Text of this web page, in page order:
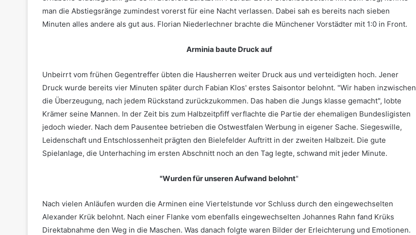
man die Abstiegsränge zumindest vorerst für eine Nacht verlassen. Dabei sah es bereits nach sieben
Minuten alles andere als gut aus. Florian Niederlechner brachte die Münchener Vorstädter mit 1:0 in Front.
Arminia baute Druck auf
Unbeirrt vom frühen Gegentreffer übten die Hausherren weiter Druck aus und verteidigten hoch. Jener
Druck wurde bereits vier Minuten später durch Fabian Klos' erstes Saisontor belohnt. "Wir haben inzwischen
die Überzeugung, nach jedem Rückstand zurückzukommen. Das haben die Jungs klasse gemacht", lobte
Krämer seine Mannen. In der Zeit bis zum Halbzeitpfiff verflachte die Partie der ehemaligen Bundesligisten
jedoch wieder. Nach dem Pausentee betrieben die Ostwestfalen Werbung in eigener Sache. Siegeswille,
Leidenschaft und Entschlossenheit prägten den Bielefelder Auftritt in der zweiten Halbzeit. Die gute
Spielanlage, die Unterhaching im ersten Abschnitt noch an den Tag legte, schwand mit jeder Minute.
"Wurden für unseren Aufwand belohnt"
Nach vielen Anläufen wurden die Arminen eine Viertelstunde vor Schluss durch den eingewechselten
Alexander Krük belohnt. Nach einer Flanke vom ebenfalls eingewechselten Johannes Rahn fand Krüks
Direktabnahme den Weg in die Maschen. Was danach folgte waren Bilder der Erleichterung und Emotionen.